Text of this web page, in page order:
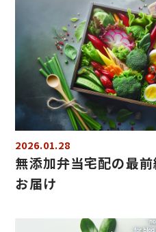
2026.01.28
無添加弁当宅配の最
お届け